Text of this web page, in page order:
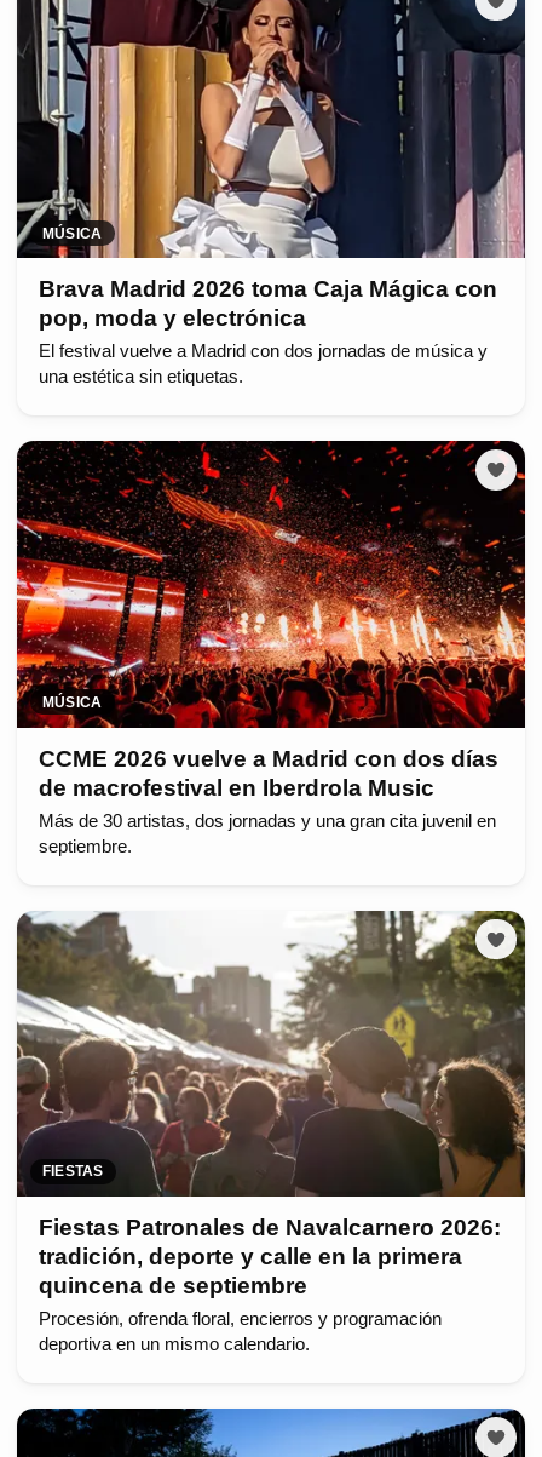
MÚSICA
Brava Madrid 2026 toma Caja Mágica con
pop, moda y electrónica
El festival vuelve a Madrid con dos jornadas de música y
una estética sin etiquetas.
MÚSICA
CCME 2026 vuelve a Madrid con dos días
de macrofestival en Iberdrola Music
Más de 30 artistas, dos jornadas y una gran cita juvenil en
septiembre.
FIESTAS
Fiestas Patronales de Navalcarnero 2026:
tradición, deporte y calle en la primera
quincena de septiembre
Procesión, ofrenda floral, encierros y programación
deportiva en un mismo calendario.